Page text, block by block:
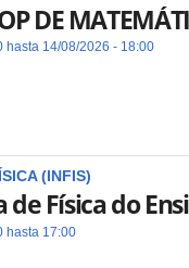
DE
14/08/2026 - 18:00
(INFIS)
de Física do
hasta 17:00